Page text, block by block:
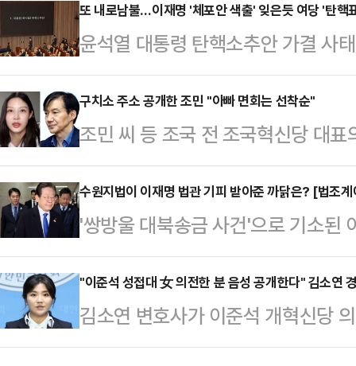
로 불리는데, 당분간 팬카페 활동을
사드립니다. 이재명입니다'라는 제
을 내려놓겠다는 아쉬운 말씀을 전
일상 탓에 일일이 인사드리진 못하
구보다 뛰어난 '행동력'으로 민주주
있다"며 "고맙다"고…
또 내로남불…이재명 '체포안 색출' 잊은듯 여당 '탄핵
윤석열 대통령 탄핵소추안 가결 사
이들에 대한 색출 움직임이 있던 것
사나운 내부 분열" "공산당이냐"고
대한 체포동의안 가결 사태 이후 당
'해당행위'로 규정하고 '친일파'에
다. 내로남불이라는 냉소가 나온다
변인은 최근 공식 브리핑을 통해 "
지만, 국민의힘의 꼴사…
구치소 주소 공개한 조민 "아빠 면회는 선착순"
조민 씨 등 조국 전 조국혁신당 대
족에 양보해달라고 간곡히 요청했
원 씨 등 가족은 조 전 대표 페이스
다.조민 씨 등은 "지지자 여러분 감
하고 계심을 잘 안다"며 인사를 건
에 따라 선착순으로 진행된다"면서
가족들을 만날 수 있도록 배려 부
는 물품…
수원지법이 이재명 법관 기피 받아준 까닭은? [법조
'쌍방울 대북송금 사건'으로 기소된
신청이 17일 수원지법에서 받아들
월 법원 정기 인사가 얼마 안 남은
한 재판부가 부담을 느껴 기피 신청
은 특히, 재판이 2~3개월 뒤에 재
"이준석 성접대 女 의전한 분 음성 공개한다" 김소연
김소연 변호사가 이준석 개혁신당
공개하겠다고 밝혀 파문이 일고 있